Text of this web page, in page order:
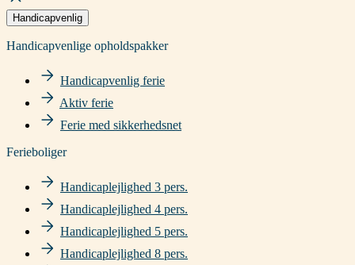
Handicapvenlig
Handicapvenlige opholdspakker
Handicapvenlig ferie
Aktiv ferie
Ferie med sikkerhedsnet
Ferieboliger
Handicaplejlighed 3 pers.
Handicaplejlighed 4 pers.
Handicaplejlighed 5 pers.
Handicaplejlighed 8 pers.